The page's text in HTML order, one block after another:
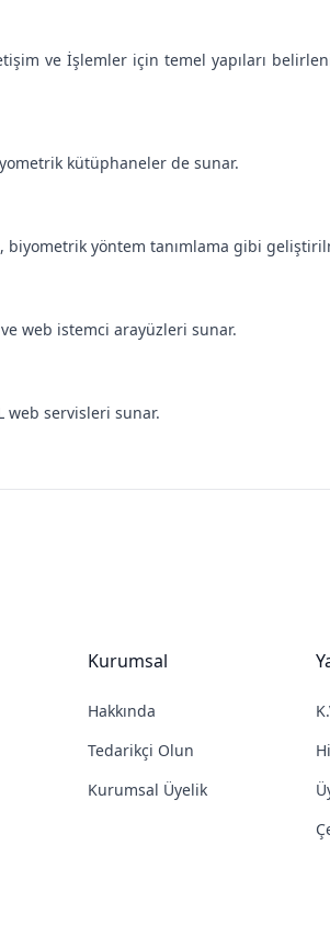
ve İşlemler için temel yapıları
kütüphaneler de sunar.
yöntem tanımlama gibi
web istemci arayüzleri sunar.
web servisleri sunar.
Kurumsal
Hakkında
Tedarikçi Olun
Kurumsal Üyelik